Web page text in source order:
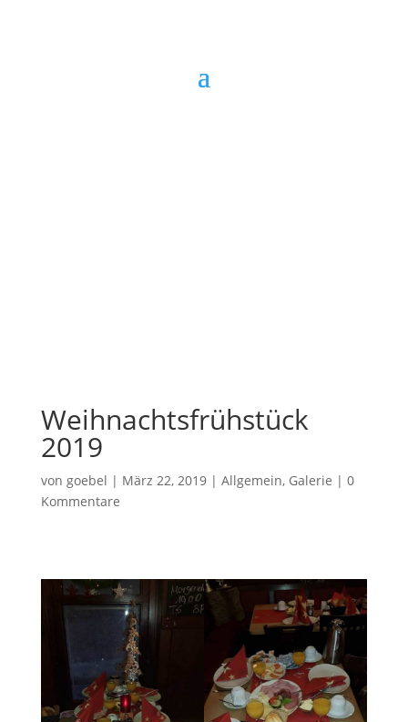
Weihnachtsfrühstück
2019
von goebel | März 22, 2019| Allgemein, Galerie | 0
Kommentare